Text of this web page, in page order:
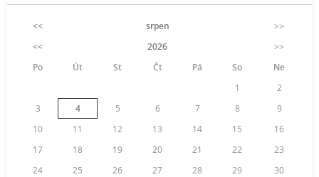
<< srpen
>>
<<
2026
>>
Po
Út St Čt Pá So
Ne
1
2
3
4 5 6 7 8
9
10
11 12 13 14 15
16
17
18 19 20 21 22
23
24
25 26 27 28 29
30